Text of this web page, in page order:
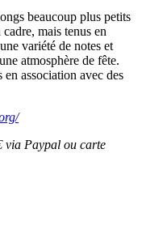
beaucoup plus petits
mais tenus en
variété de notes et
atmosphère de fête.
association avec des
via Paypal ou carte